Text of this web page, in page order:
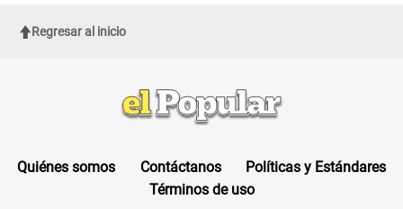
Regresar al inicio
Quiénes somos Contáctanos
Políticas y Estándares
Términos de uso